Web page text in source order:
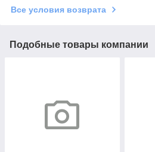
Все условия возврата
Подобные товары компании